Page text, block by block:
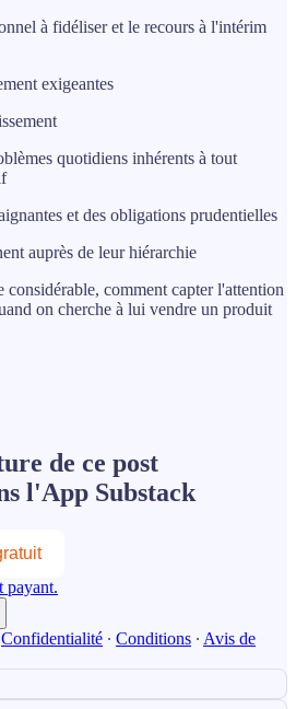
à fidéliser et le recours à l'intérim
exigeantes
quotidiens inhérents à tout
et des obligations prudentielles
auprès de leur hiérarchie
considérable, comment capter l'attention
on cherche à lui vendre un produit
de ce post
l'App Substack
payant.
Confidentialité ∙ Conditions ∙ Avis de